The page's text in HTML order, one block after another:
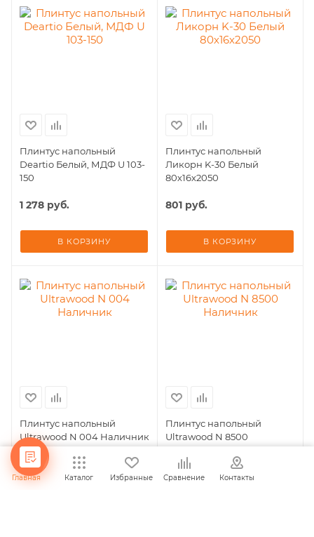
Плинтус напольный
Deartio Белый, МДФ U 103-
150
1 278 руб.
В КОРЗИНУ
Плинтус напольный
Ликорн K-30 Белый
80х16х2050
801 руб.
В КОРЗИНУ
Плинтус напольный
Ultrawood N 004 Наличник
287руб.
Плинтус напольный
Ultrawood N 8500
Наличник
287руб.
Главная Каталог Избранные Сравнение Контакты